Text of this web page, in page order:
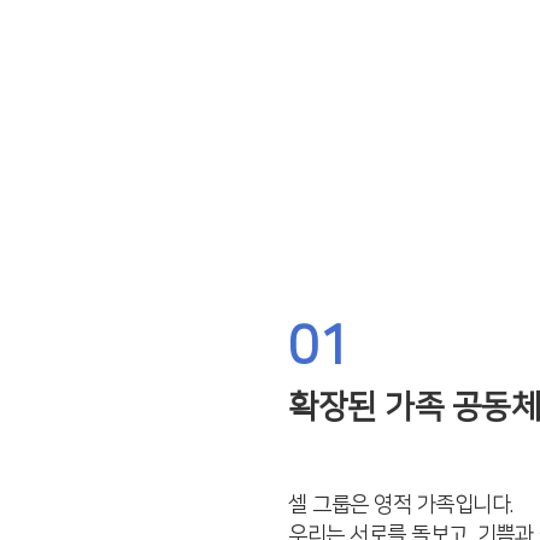
01
확장된 가족 공동체
셀 그룹은 영적 가족입니다.
우리는 서로를 돌보고, 기쁨